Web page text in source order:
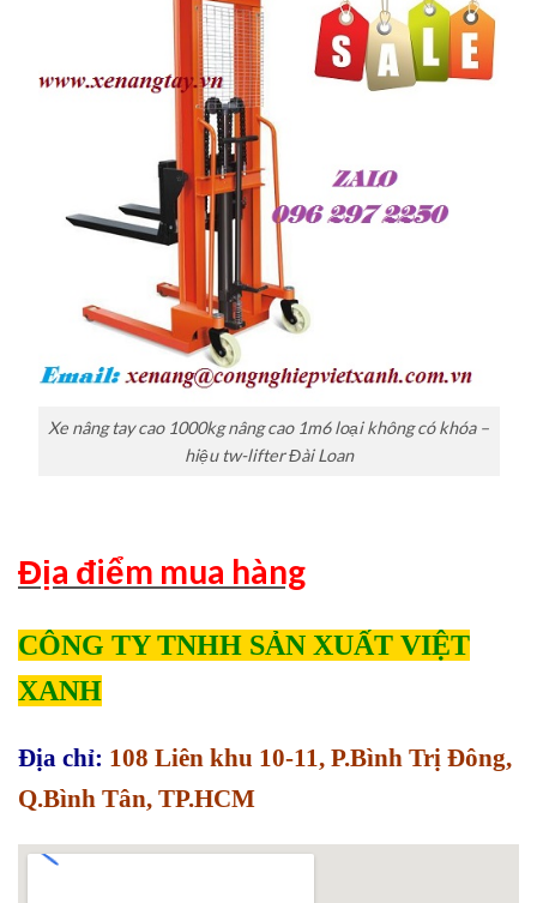
Xe nâng tay cao 1000kg nâng cao 1m6 loại không có khóa –
hiệu tw-lifter Đài Loan
Địa điểm mua hàng
CÔNG TY TNHH SẢN XUẤT VIỆT
XANH
Địa chỉ: 108 Liên khu 10-11, P.Bình Trị Đông,
Q.Bình Tân, TP.HCM